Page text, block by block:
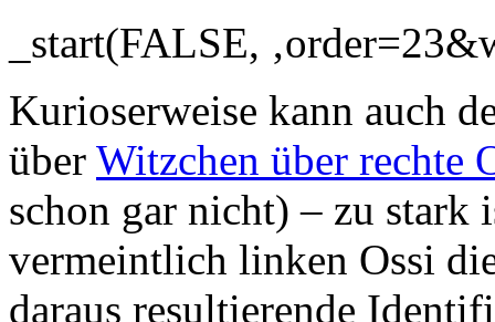
_start(FALSE,
Kurioserweise kann auch
über Witzchen über rechte
schon gar nicht) – zu stark
vermeintlich linken Ossi
daraus resultierende